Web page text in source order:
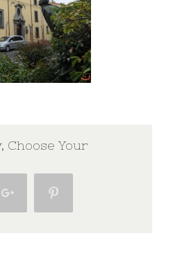
Choose Your
Google+